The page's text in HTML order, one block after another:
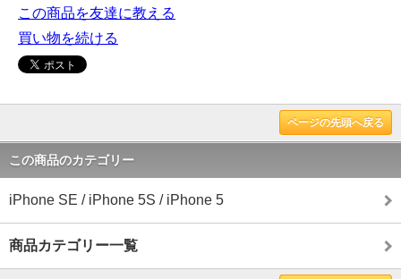
この商品を友達に教える
買い物を続ける
ページの先頭へ戻る
この商品のカテゴリー
iPhone SE / iPhone 5S / iPhone 5
商品カテゴリー一覧